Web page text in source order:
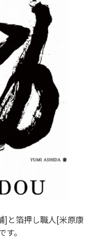
]と箔押し職人[米原康
。